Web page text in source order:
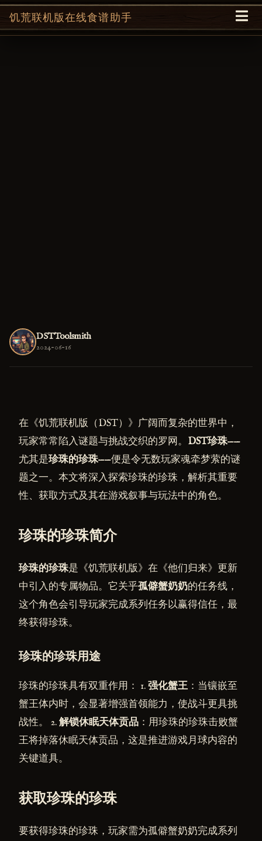
饥荒联机版在线食谱助手
DSTToolsmith
2024-06-16
在《饥荒联机版（DST）》广阔而复杂的世界中，
玩家常常陷入谜题与挑战交织的罗网。 DST珍珠——
尤其是珍珠的珍珠——便是令无数玩家魂牵梦萦的谜
题之一。本文将深入探索珍珠的珍珠，解析其重要
性、获取方式及其在游戏叙事与玩法中的角色。
珍珠的珍珠简介
珍珠的珍珠是《饥荒联机版》在《他们归来》更新
中引入的专属物品。它关乎孤僻蟹奶奶的任务线，
这个角色会引导玩家完成系列任务以赢得信任，最
终获得珍珠。
珍珠的珍珠用途
珍珠的珍珠具有双重作用： 1.强化蟹王 ：当镶嵌至
蟹王体内时，会显著增强首领能力，使战斗更具挑
战性。 2.解锁休眠天体贡品 ：用珍珠的珍珠击败蟹
王将掉落休眠天体贡品，这是推进游戏月球内容的
关键道具。
获取珍珠的珍珠
要获得珍珠的珍珠，玩家需为孤僻蟹奶奶完成系列